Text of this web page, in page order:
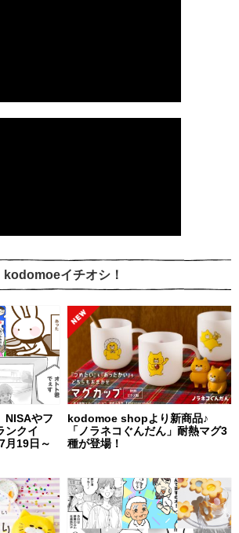
kodomoeイチオシ！
NISAやフ
ンクイ
19日～
kodomoe shopより新商品♪
「ノラネコぐんだん」耐熱マグ3
種が登場！